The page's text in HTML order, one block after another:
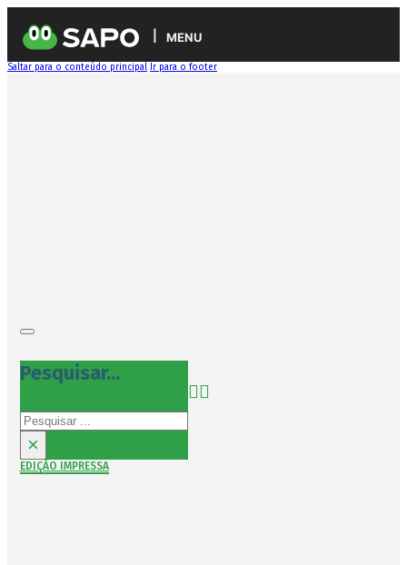
MENU
Saltar para o conteúdo principal Ir para o footer
Pesquisar...
Pesquisar
×
EDIÇÃO IMPRESSA